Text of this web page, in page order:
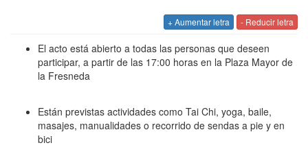
+ Aumentar letra - Reducir letra
El acto está abierto a todas las personas que deseen
participar, a partir de las 17:00 horas en la Plaza Mayor de
la Fresneda
Están previstas actividades como Tai Chi, yoga, baile,
masajes, manualidades o recorrido de sendas a pie y en
bici